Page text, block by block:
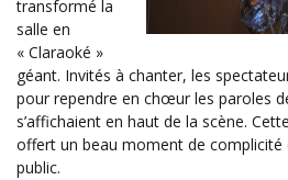
transformé la
salle en
« Claraoké »
géant. Invités à chanter, les
pour rependre en chœur les paroles
s’affichaient en haut de la scène.
offert un beau moment de complicité
public.